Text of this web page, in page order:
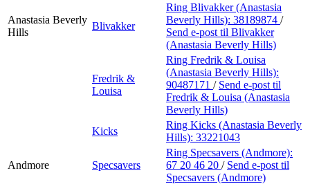
Anastasia Beverly
Hills
Blivakker
Ring Blivakker (Anastasia
Beverly Hills): 38189874 /
Send e-post til Blivakker
(Anastasia Beverly Hills)
Fredrik &
Louisa
Ring Fredrik & Louisa
(Anastasia Beverly Hills):
90487171 / Send e-post til
Fredrik & Louisa (Anastasia
Beverly Hills)
Kicks
Ring Kicks (Anastasia Beverly
Hills): 33221043
Andmore Specsavers
Ring Specsavers (Andmore):
67 20 46 20 / Send e-post til
Specsavers (Andmore)